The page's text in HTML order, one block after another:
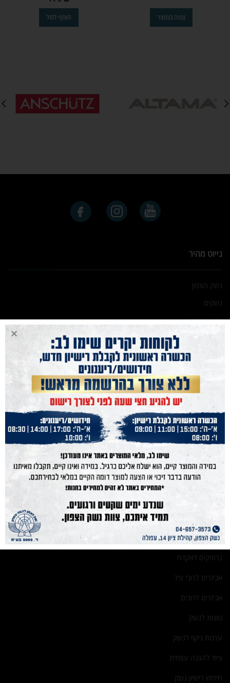
צפה במוצר הוסף לסל
נייוט מהיר
נשק הצפון
נשקים
חנות מוצרים
תחמושת
מועדון קליעה
אודות
גלריה
תקנון
מפת אתר
צור קשר
המוצרים שלנו
נרתיקים לאקדח
אביזרים לרובי ציד
אביזרים לרובים
כוונות לנשק
ערכות ניקוי לנשק
ציוד להגנה עצמית
חידוש רישיון נשק